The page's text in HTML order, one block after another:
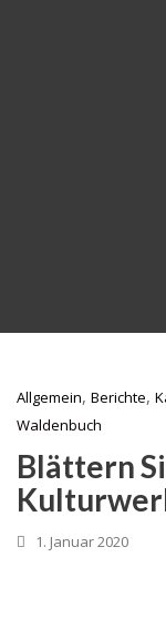
Allgemein, Berichte,
Waldenbuch
Blättern
1. Januar 2020